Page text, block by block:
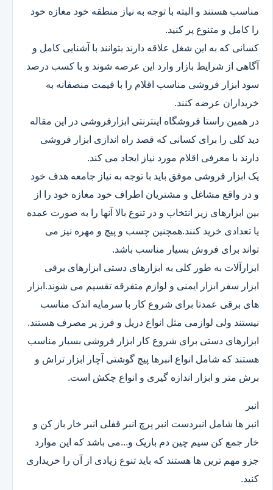
مناسب هستند و البته با توجه به نیاز منطقه خود مغازه خود
را کامل و متنوع پر کنید.
کسانی که به این شغل علاقه دارند بتوانند با آشنایی کامل و
آگاهی از شرایط بازار وارد این عرصه شوند و با کسب درصد
سود ابزار فروشی مناسب اقلام را با قیمت منصفانه به
خریداران عرضه کنند.
در همین راستا فروشگاه اینترنتی ابزارفروشی در این مقاله
دید کلی را برای کسانی که قصد راه اندازی ابزار فروشی
دارند با معرفی اقلام مورد نیاز ایجاد می کند.
یک ابزار فروشی موفق باید با توجه به نیاز جامعه هدف خود
و در واقع مشاغل و مشتریان اطراف خود مغازه خود را از
بین ابزارهای زیر انتخاب و در تنوع بالا آنها را به صورت عمده
یا تعدادی خرید کنند.همچنین چسب و پیچ و مهره نیز می
تواند برای فروش بسیار مناسب باشد.
ابزارآلات به طور کلی به ابزارهای دستی ابزارهای برقی
ابزار سفر ابزار ایمنی و لوازم متفرقه تقسیم می شوند.ابزار
های برقی عمدتا برای شروع کار با سرمایه اندک مناسب
نیستند ولی لوازمی مثل انواع دریل و فرز پر مصرف هستند.
ابزارهای دستی برای شروع کار ابزار فروشی بسیار مناسب
هستند که شامل انواع انبرها پیچ گوشتی آچار ابزار تراش و
برش متر و ابزار اندازه گیری و انواع چکش است.
انبر
انبر ها شامل انبردست انبر پرچ انبر قفلی انبر خار باز کن و
خار جمع کن سیم چین دم باریک و...می باشد که این موارد
جزو مهم ترین ها هستند که باید تنوع زیادی از آن را خریداری
کنید.